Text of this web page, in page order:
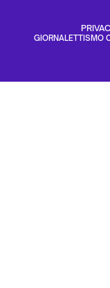
GIORNALETTISMO